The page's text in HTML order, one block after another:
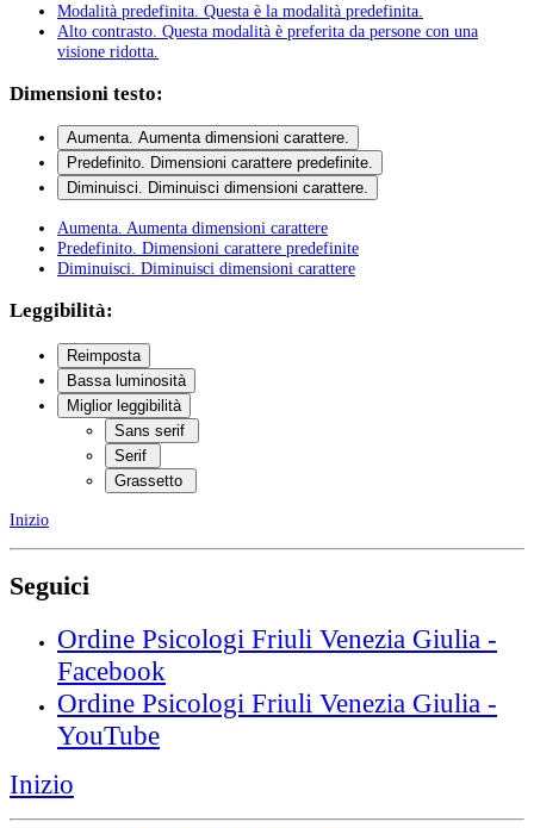
Modalità predefinita . Questa è la modalità predefinita.
Alto contrasto . Questa modalità è preferita da persone con una
visione ridotta.
Dimensioni testo:
Aumenta. Aumenta dimensioni carattere.
Predefinito. Dimensioni carattere predefinite.
Diminuisci. Diminuisci dimensioni carattere.
Aumenta . Aumenta dimensioni carattere
Predefinito . Dimensioni carattere predefinite
Diminuisci . Diminuisci dimensioni carattere
Leggibilità:
Reimposta
Bassa luminosità
Miglior leggibilità
Sans serif
Serif
Grassetto
Inizio
Seguici
Ordine Psicologi Friuli Venezia Giulia -
Facebook
Ordine Psicologi Friuli Venezia Giulia -
YouTube
Inizio